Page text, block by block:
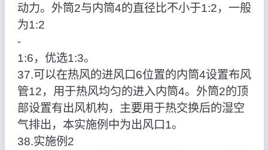
动力。外筒2与内筒4的直径比不小于1:2，一般
为1:2
‑
1:6，优选1:3。
37.可以在热风的进风口6位置的内筒4设置布风
管12，用于热风均匀的进入内筒4。外筒2的顶
部设置有出风机构，主要用于热交换后的湿空
气排出，本实施例中为出风口1。
38.实施例2